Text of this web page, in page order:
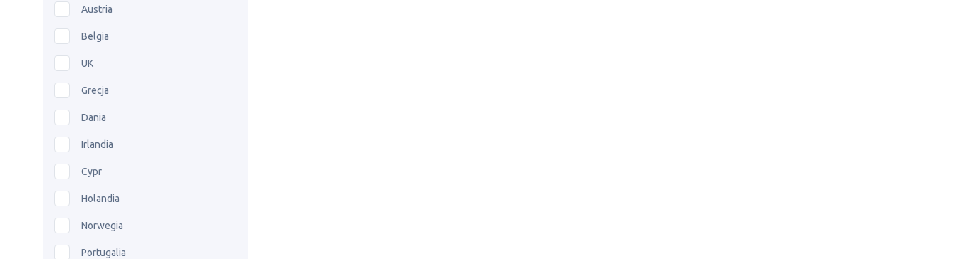
Austria
Belgia
UK
Grecja
Dania
Irlandia
Cypr
Holandia
Norwegia
Portugalia